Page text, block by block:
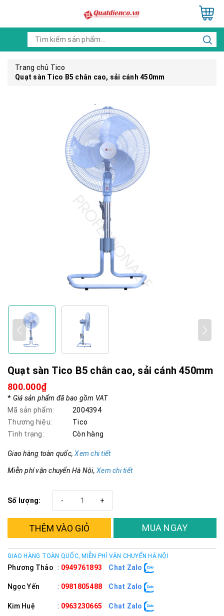
Trang chủ Tico
Quạt sàn Tico B5 chân cao, sải cánh 450mm
Quạt sàn Tico B5 chân cao, sải cánh 450mm
800.000₫
* Giá sản phẩm đã bao gồm VAT
Mã sản phẩm:
2004394
Thương hiệu:
Tico
Tình trạng:
Còn hàng
Giao hàng toàn quốc,Xem chi tiết
Miễn phí vận chuyển Hà Nội, Xem chi tiết
Số lượng: +
-
THÊM VÀO GIỎ MUA NGAY
GIAO HÀNG TOÀN QUỐC, MIỄN PHÍ VẬN CHUYỂN HÀ NỘI
Phương Thảo : 0949761893 Chat Zalo
Ngọc Yến : 0981805488 Chat Zalo
Kim Huệ : 0963230665 Chat Zalo